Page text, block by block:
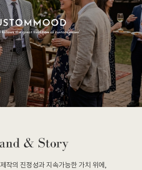
작의 진정성과 지속가능한 가치 위에,